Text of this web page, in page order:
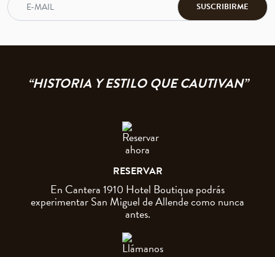
SUSCRIBIRME
“HISTORIA Y ESTILO QUE CAUTIVAN”
RESERVAR
En Cantera 1910 Hotel Boutique podrás
experimentar San Miguel de Allende como nunca
antes.